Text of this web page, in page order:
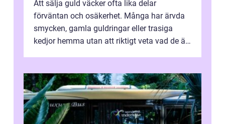
Att sälja guld väcker ofta lika delar
förväntan och osäkerhet. Många har ärvda
smycken, gamla guldringar eller trasiga
kedjor hemma utan att riktigt veta vad de är